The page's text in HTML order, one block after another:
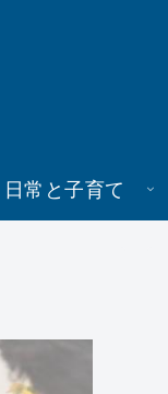
日常と子育て